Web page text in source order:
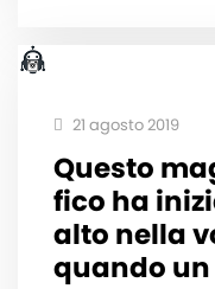
21 agosto 2019
Questo
fico ha
alto nella
quando un